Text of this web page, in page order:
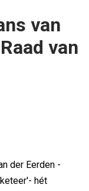
van
van
der Eerden -
hét